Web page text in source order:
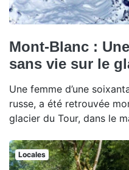
Mont-Blanc :
sans vie sur le
Une femme d’une
russe, a été retrouvée
glacier du Tour, dans le
Locales